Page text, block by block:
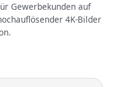
Gewerbekunden auf
4K-Bilder